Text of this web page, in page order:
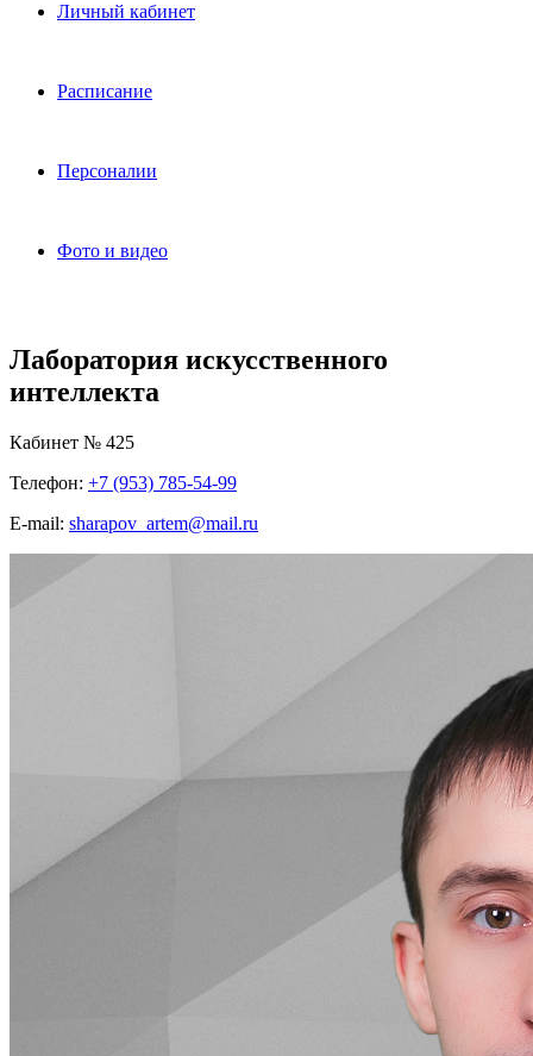
Личный кабинет
Расписание
Персоналии
Фото и видео
Лаборатория искусственного
интеллекта
Кабинет № 425
Телефон: +7 (953) 785-54-99
E-mail: sharapov_artem@mail.ru